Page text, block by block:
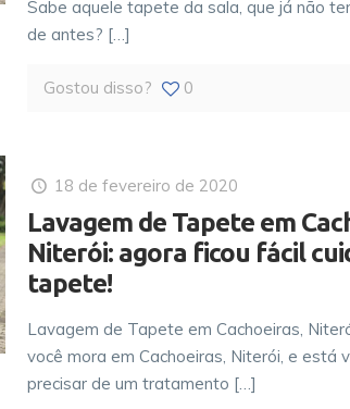
Sabe aquele tapete da sala, que já não
de antes? […]
Gostou disso? 0
18 de fevereiro de 2020
Lavagem de Tapete em
Niterói: agora ficou fácil
tapete!
Lavagem de Tapete em Cachoeiras,
você mora em Cachoeiras, Niterói, e está
precisar de um tratamento […]